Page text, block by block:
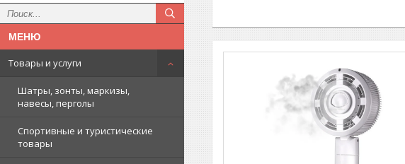
Товары и услуги
Шатры, зонты, маркизы,
навесы, перголы
Спортивные и туристические
товары